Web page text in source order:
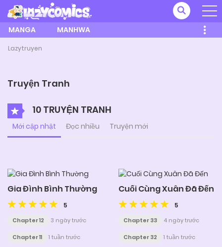
MANGA MANHWA
Lazytruyen
Truyện Tranh
10 TRUYỆN TRANH
Mới cập nhật Đọc nhiều Truyện mới
Gia Đình Bình Thường
5
Chapter 12 3 ngày trước
Chapter 11 1 tuần trước
Cuối Cùng Xuân Đã Đến
5
Chapter 33 4 ngày trước
Chapter 32 1 tuần trước